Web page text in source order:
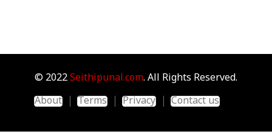
© 2022 Seithipunal.com. All Rights Reserved.
About
Terms Privacy Contact us